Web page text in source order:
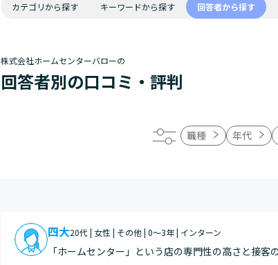
カテゴリから探す キーワードから探す 回答者から探す
株式会社ホームセンターバローの
回答者別の口コミ・評判
職種 年代
四大20代 | 女性 | その他 | 0～3年 | インターン
「ホームセンター」という店の専門性の高さと接